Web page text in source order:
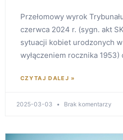
Przełomowy wyrok
czerwca 2024 r. (sygn. akt
sytuacji kobiet urodzonych
wyłączeniem rocznika 1953)
CZYTAJ DALEJ »
2025-03-03 Brak komentarzy